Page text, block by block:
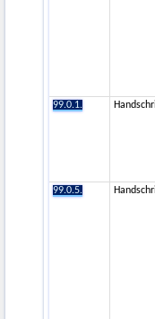
99.0.1.
99.0.5.